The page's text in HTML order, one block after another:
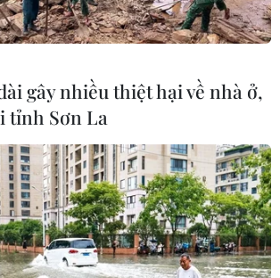
cứng” việc giao dịch bất
hiện qua sàn?
gây nhiều thiệt hại về nhà ở,
tỉnh Sơn La